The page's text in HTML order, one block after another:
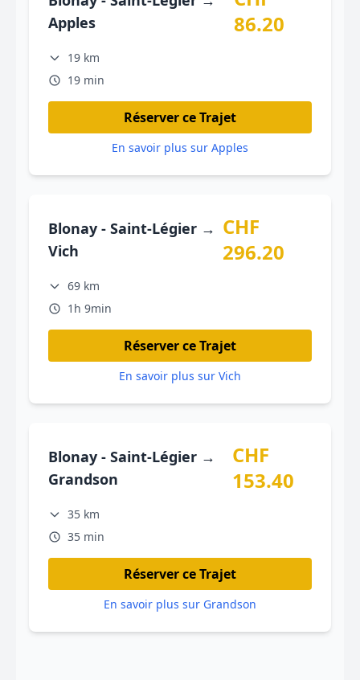
Apples
86.20
19 km
19 min
Réserver ce Trajet
En savoir plus sur Apples
Blonay - Saint-Légier →
Vich
CHF
296.20
69 km
1h 9min
Réserver ce Trajet
En savoir plus sur Vich
Blonay - Saint-Légier →
Grandson
CHF
153.40
35 km
35 min
Réserver ce Trajet
En savoir plus sur Grandson